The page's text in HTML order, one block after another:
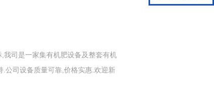
我司是一家集有机肥设备及整套有机
公司设备质量可靠,价格实惠.欢迎新